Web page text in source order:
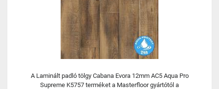
A Laminált padló tölgy Cabana Evora 12mm AC5 Aqua Pro
Supreme K5757 terméket a Masterfloor gyártótól a